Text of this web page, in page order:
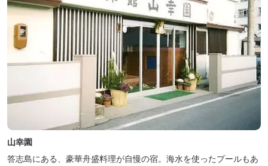
山幸園
答志島にある、豪華舟盛料理が自慢の宿。海水を使ったプールもあ